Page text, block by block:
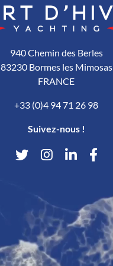
940 Chemin des Berles
83230 Bormes les Mimosas
FRANCE
+33 (0)4 94 71 26 98
Suivez-nous !